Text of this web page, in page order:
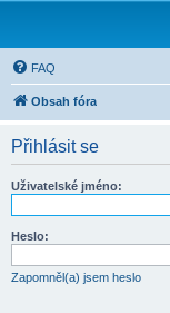
FAQ
Obsah fóra
Přihlásit se
Uživatelské jméno:
Heslo:
Zapomněl(a) jsem heslo